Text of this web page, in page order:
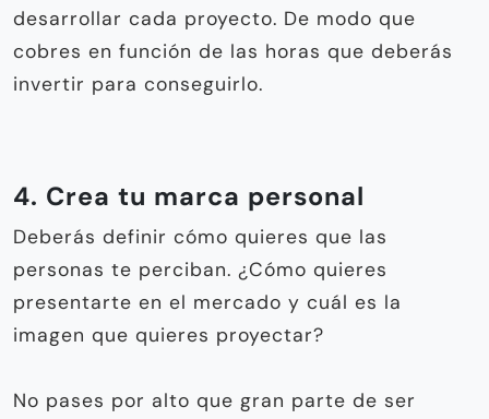
desarrollar cada proyecto. De modo que
cobres en función de las horas que deberás
invertir para conseguirlo.
4. Crea tu marca personal
Deberás definir cómo quieres que las
personas te perciban. ¿Cómo quieres
presentarte en el mercado y cuál es la
imagen que quieres proyectar?
No pases por alto que gran parte de ser